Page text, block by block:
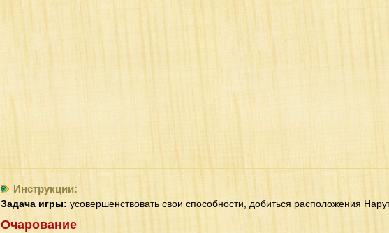
Инструкции:
Задача игры: усовершенствовать свои способности, добиться расположения
Очарование